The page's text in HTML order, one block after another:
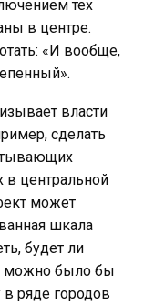
тех
в центре.
«И вообще,
власти
сделать
в центральной
может
шкала
будет ли
можно было бы
в ряде городов